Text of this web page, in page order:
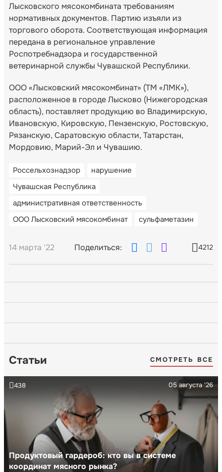
Лысковского мясокомбината требованиям
нормативных документов. Партию изъяли из
торгового оборота. Соответствующая информация
передана в региональное управление
Роспотребнадзора и государственной
ветеринарной службы Чувашской Республики.
ООО «Лысковский мясокомбинат» (ТМ «ЛМК»),
расположенное в городе Лысково (Нижегородская
область), поставляет продукцию во Владимирскую,
Ивановскую, Кировскую, Пензенскую, Ростовскую,
Рязанскую, Саратовскую области, Татарстан,
Мордовию, Марий-Эл и Чувашию.
Россельхознадзор
нарушение
Чувашская Республика
административная ответственность
ООО Лысковский мясокомбинат
сульфаметазин
14 марта '22 Поделиться: 4212
Статьи СМОТРЕТЬ ВСЕ
Продуктовый гардероб: кто вы в системе
координат мясного рынка?
05 августа '26
438